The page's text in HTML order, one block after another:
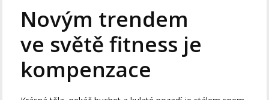
Novým trendem
ve světě fitness je
kompenzace